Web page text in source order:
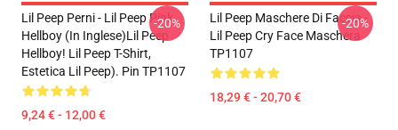
Lil Peep Perni - Lil Peep Pink
Hellboy (in Inglese)Lil Peep
Hellboy! Lil Peep T-Shirt,
Estetica Lil Peep). Pin TP1107
9,24 € - 12,00 €
-20%
Lil Peep Maschere Di Faccia -
Lil Peep Cry Face Maschera
TP1107
18,29 € - 20,70 €
-20%